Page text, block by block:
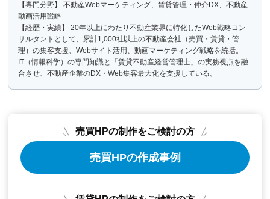
【専門分野】 不動産Webマーケティング、賃貸管理・仲介DX、不動産
動画活用戦略
【経歴・実績】 20年以上にわたり不動産業界に特化したWeb戦略コン
サルタントとして、累計1,000社以上の不動産会社（売買・賃貸・管
理）の集客支援、Webサイト活用、動画マーケティング戦略を統括。
IT（情報科学）の専門知識と「賃貸不動産経営管理士」の実務視点を融
合させ、不動産企業のDX・Web集客最大化を支援している。
売買HPの制作をご検討の方
売買HPの作成事例